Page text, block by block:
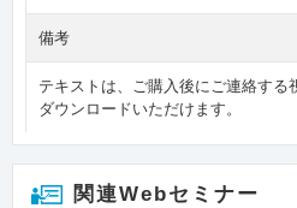
備考
テキストは、ご購入後にご連絡する
ダウンロードいただけます。
関連Webセミナー